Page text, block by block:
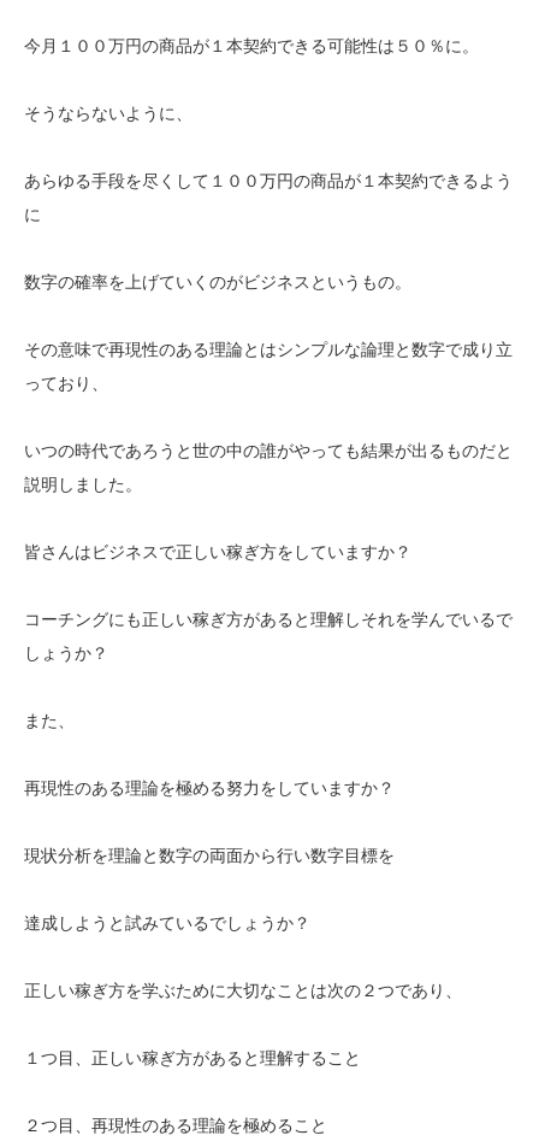
今月１００万円の商品が１本契約できる可能性は５０％に。
そうならないように、
あらゆる手段を尽くして１００万円の商品が１本契約できるよう
に
数字の確率を上げていくのがビジネスというもの。
その意味で再現性のある理論とはシンプルな論理と数字で成り立
っており、
いつの時代であろうと世の中の誰がやっても結果が出るものだと
説明しました。
皆さんはビジネスで正しい稼ぎ方をしていますか？
コーチングにも正しい稼ぎ方があると理解しそれを学んでいるで
しょうか？
また、
再現性のある理論を極める努力をしていますか？
現状分析を理論と数字の両面から行い数字目標を
達成しようと試みているでしょうか？
正しい稼ぎ方を学ぶために大切なことは次の２つであり、
１つ目、正しい稼ぎ方があると理解すること
２つ目、再現性のある理論を極めること